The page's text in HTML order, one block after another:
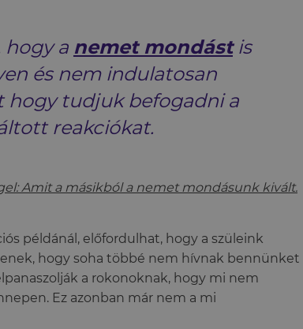
hogy a nemet mondástis
és nem indulatosan
hogy tudjuk befogadni a
reakciókat.
Amit a másikból a nemet mondásunk kivált.
példánál, előfordulhat, hogy a szüleink
hogy soha többé nem hívnak bennünket
a rokonoknak, hogy mi nem
Ez azonban már nem a mi